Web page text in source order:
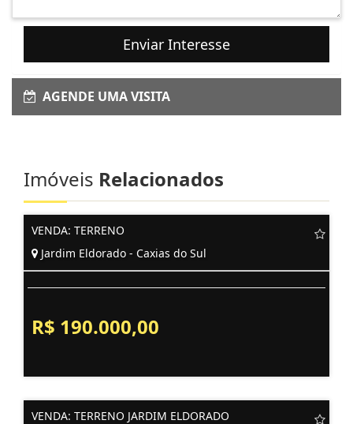
Enviar Interesse
AGENDE UMA VISITA
Imóveis Relacionados
VENDA: TERRENO
Jardim Eldorado - Caxias do Sul
R$ 190.000,00
VENDA: TERRENO JARDIM ELDORADO